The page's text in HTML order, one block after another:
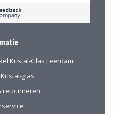
glaswerk
Kristal-Glas Leerdam
glas
retourneren